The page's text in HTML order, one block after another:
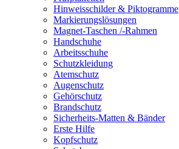
Hinweisschilder & Piktogramme
Markierungslösungen
Magnet-Taschen /-Rahmen
Handschuhe
Arbeitsschuhe
Schutzkleidung
Atemschutz
Augenschutz
Gehörschutz
Brandschutz
Sicherheits-Matten & Bänder
Erste Hilfe
Kopfschutz